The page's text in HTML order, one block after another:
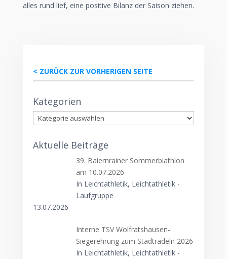
alles rund lief, eine positive Bilanz der Saison ziehen.
< ZURÜCK ZUR VORHERIGEN SEITE
Kategorien
Kategorien
Aktuelle Beiträge
39. Baiernrainer Sommerbiathlon
am 10.07.2026
In Leichtathletik, Leichtathletik -
Laufgruppe
13.07.2026
Interne TSV Wolfratshausen-
Siegerehrung zum Stadtradeln 2026
In Leichtathletik, Leichtathletik -